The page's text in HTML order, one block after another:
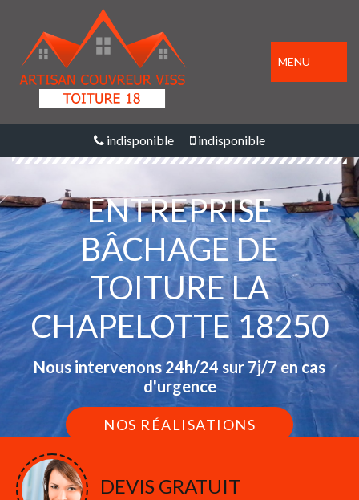
MENU
indisponible indisponible
ENTREPRISE
BÂCHAGE DE
TOITURE LA
CHAPELOTTE 18250
Nous intervenons 24h/24 sur 7j/7 en cas
d'urgence
NOS RÉALISATIONS
DEVIS GRATUIT